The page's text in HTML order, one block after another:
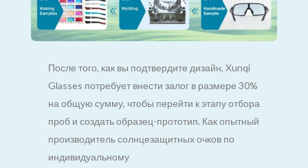
После того, как вы подтвердите дизайн, Xunqi
Glasses потребует внести залог в размере 30%
на общую сумму, чтобы перейти к этапу отбора
проб и создать образец-прототип. Как опытный
производитель солнцезащитных очков по
индивидуальному